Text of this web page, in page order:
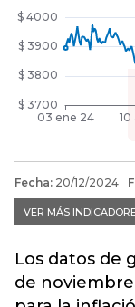
Los datos de
de